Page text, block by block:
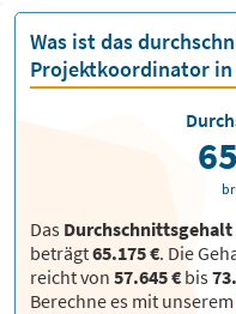
Was ist das
Projektkoordinator in
Das Durchschnittsgehalt
beträgt65.175 €. Die
reicht von 57.645 € bis
Berechne es mit unserem